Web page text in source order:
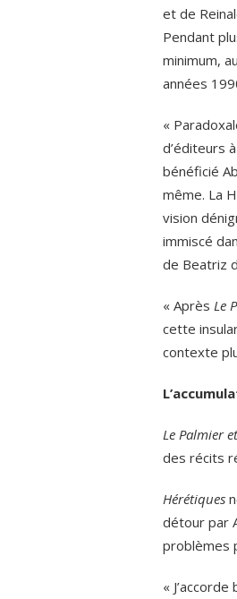
et de
Pendant
minimum,
années
«
d’éditeurs
bénéficié
même. La
vision
immiscé
de Beatriz
« Après Le
cette
contexte
Le Palmier
des récits
Hérétiques
détour par
problèmes
«